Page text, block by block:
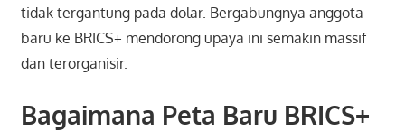
tidak tergantung pada dolar. Bergabungnya anggota
baru ke BRICS+ mendorong upaya ini semakin massif
dan terorganisir.
Bagaimana Peta Baru BRICS+